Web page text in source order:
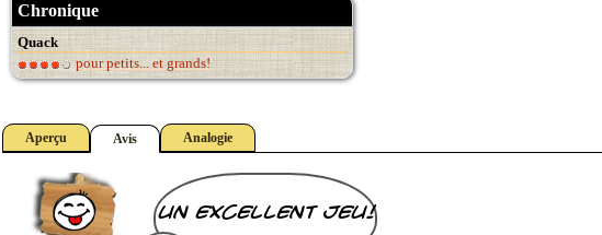
Chronique
Quack
pour petits... et grands!
Aperçu Avis Analogie
un excellent jeu!